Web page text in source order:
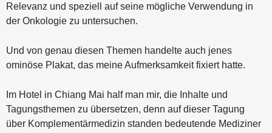
Relevanz und speziell auf seine mögliche Verwendung in
der Onkologie zu untersuchen.
Und von genau diesen Themen handelte auch jenes
ominöse Plakat, das meine Aufmerksamkeit fixiert hatte.
Im Hotel in Chiang Mai half man mir, die Inhalte und
Tagungsthemen zu übersetzen, denn auf dieser Tagung
über Komplementärmedizin standen bedeutende Mediziner